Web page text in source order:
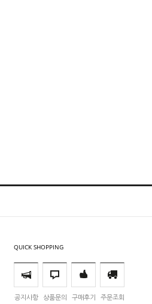
QUICK SHOPPING
공지사항 상품문의 구매후기 주문조회